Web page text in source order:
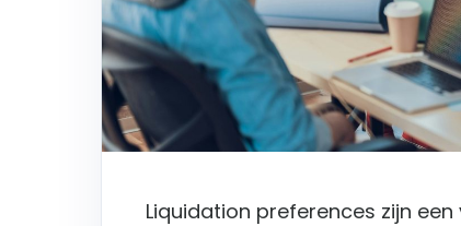
Liquidation preferences zijn